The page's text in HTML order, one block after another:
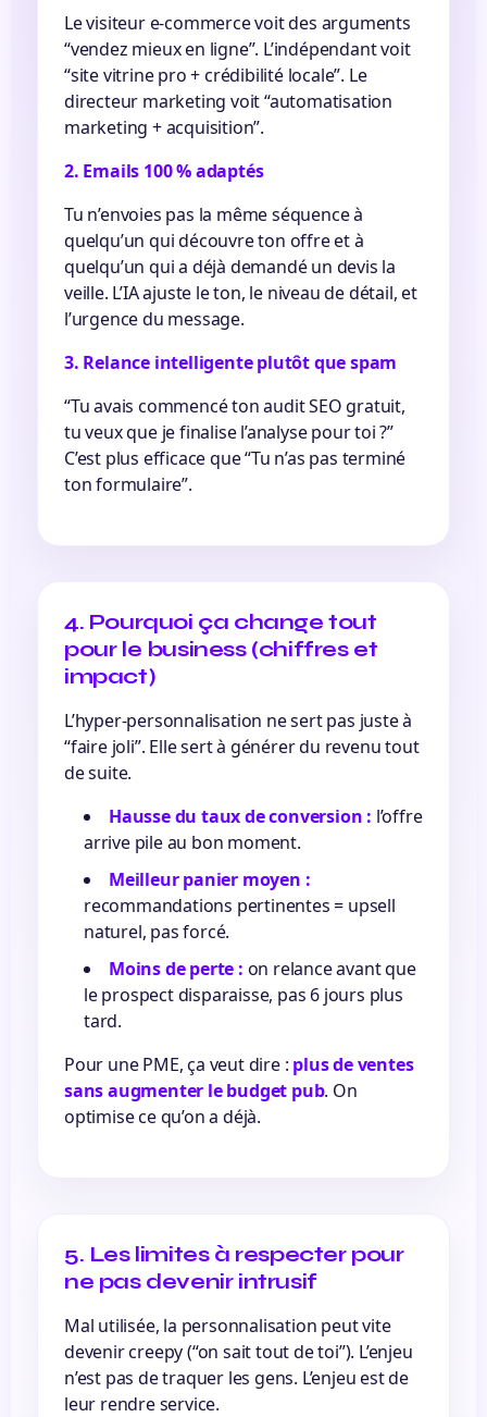
Le visiteur e-commerce voit des arguments
“vendez mieux en ligne”. L’indépendant voit
“site vitrine pro + crédibilité locale”. Le
directeur marketing voit “automatisation
marketing + acquisition”.
2. Emails 100 % adaptés
Tu n’envoies pas la même séquence à
quelqu’un qui découvre ton offre et à
quelqu’un qui a déjà demandé un devis la
veille. L’IA ajuste le ton, le niveau de détail, et
l’urgence du message.
3. Relance intelligente plutôt que spam
“Tu avais commencé ton audit SEO gratuit,
tu veux que je finalise l’analyse pour toi ?”
C’est plus efficace que “Tu n’as pas terminé
ton formulaire”.
4. Pourquoi ça change tout
pour le business (chiffres et
impact)
L’hyper-personnalisation ne sert pas juste à
“faire joli”. Elle sert à générer du revenu tout
de suite.
Hausse du taux de conversion : l’offre
arrive pile au bon moment.
Meilleur panier moyen :
recommandations pertinentes = upsell
naturel, pas forcé.
Moins de perte : on relance avant que
le prospect disparaisse, pas 6 jours plus
tard.
Pour une PME, ça veut dire : plus de ventes
sans augmenter le budget pub. On
optimise ce qu’on a déjà.
5. Les limites à respecter pour
ne pas devenir intrusif
Mal utilisée, la personnalisation peut vite
devenir creepy (“on sait tout de toi”). L’enjeu
n’est pas de traquer les gens. L’enjeu est de
leur rendre service.